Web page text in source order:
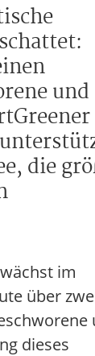
und
die
im
über
dieses